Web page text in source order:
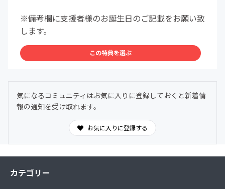
※備考欄に支援者様のお誕生日のご記載をお願い致
します。
この特典を選ぶ
気になるコミュニティはお気に入りに登録しておくと新着情
報の通知を受け取れます。
お気に入りに登録する
カテゴリー